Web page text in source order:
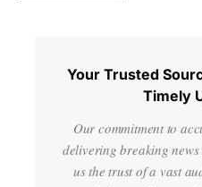
Your Trusted
Timely
Our commitment to
delivering breaking
us the trust of a vast